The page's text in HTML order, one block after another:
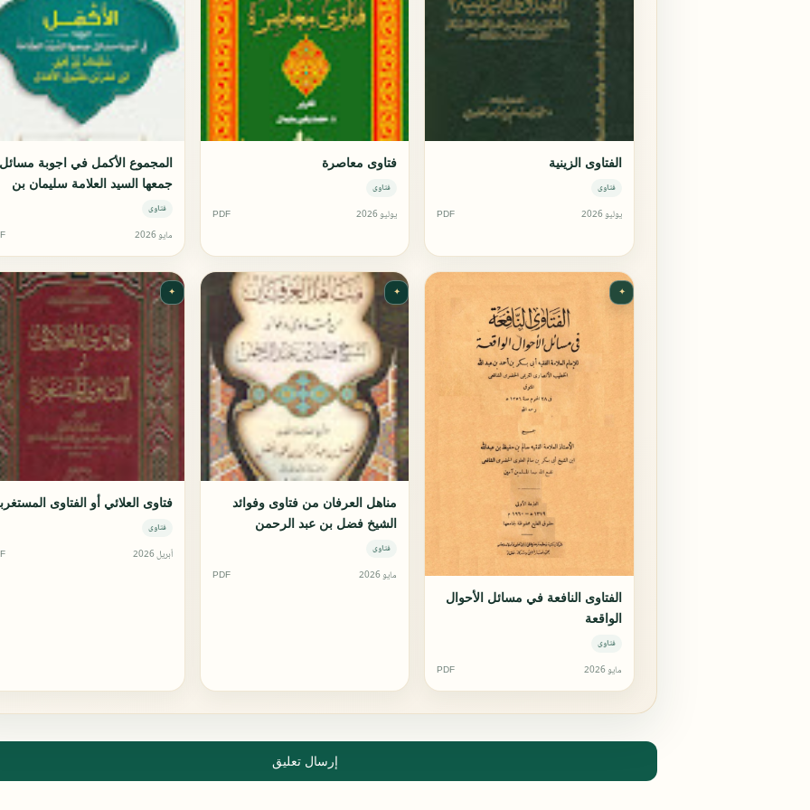
الفتاوى الزينية
فتاوى
يوليو 2026 PDF
فتاوى معاصرة
فتاوى
يوليو 2026 PDF
المجموع الأكمل في اجوبة
جمعها السيد العلامة سليمان بن
يحيى ابن عمر بن مقبول الأهدل
فتاوى
مايو 2026
✦
الفتاوى النافعة في مسائل الأحوال
الواقعة
فتاوى
مايو 2026 PDF
✦
مناهل العرفان من فتاوى وفوائد
الشيخ فضل بن عبد الرحمن
فتاوى
مايو 2026 PDF
✦
فتاوى العلائي أو الفتاوى
فتاوى
أبريل 2026
إرسال تعليق